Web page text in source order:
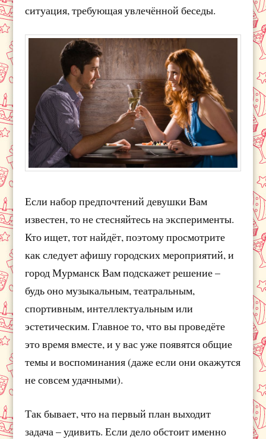
ситуация, требующая увлечённой беседы.
Если набор предпочтений девушки Вам
известен, то не стесняйтесь на эксперименты.
Кто ищет, тот найдёт, поэтому просмотрите
как следует афишу городских мероприятий, и
город Мурманск Вам подскажет решение –
будь оно музыкальным, театральным,
спортивным, интеллектуальным или
эстетическим. Главное то, что вы проведёте
это время вместе, и у вас уже появятся общие
темы и воспоминания (даже если они окажутся
не совсем удачными).
Так бывает, что на первый план выходит
задача – удивить. Если дело обстоит именно